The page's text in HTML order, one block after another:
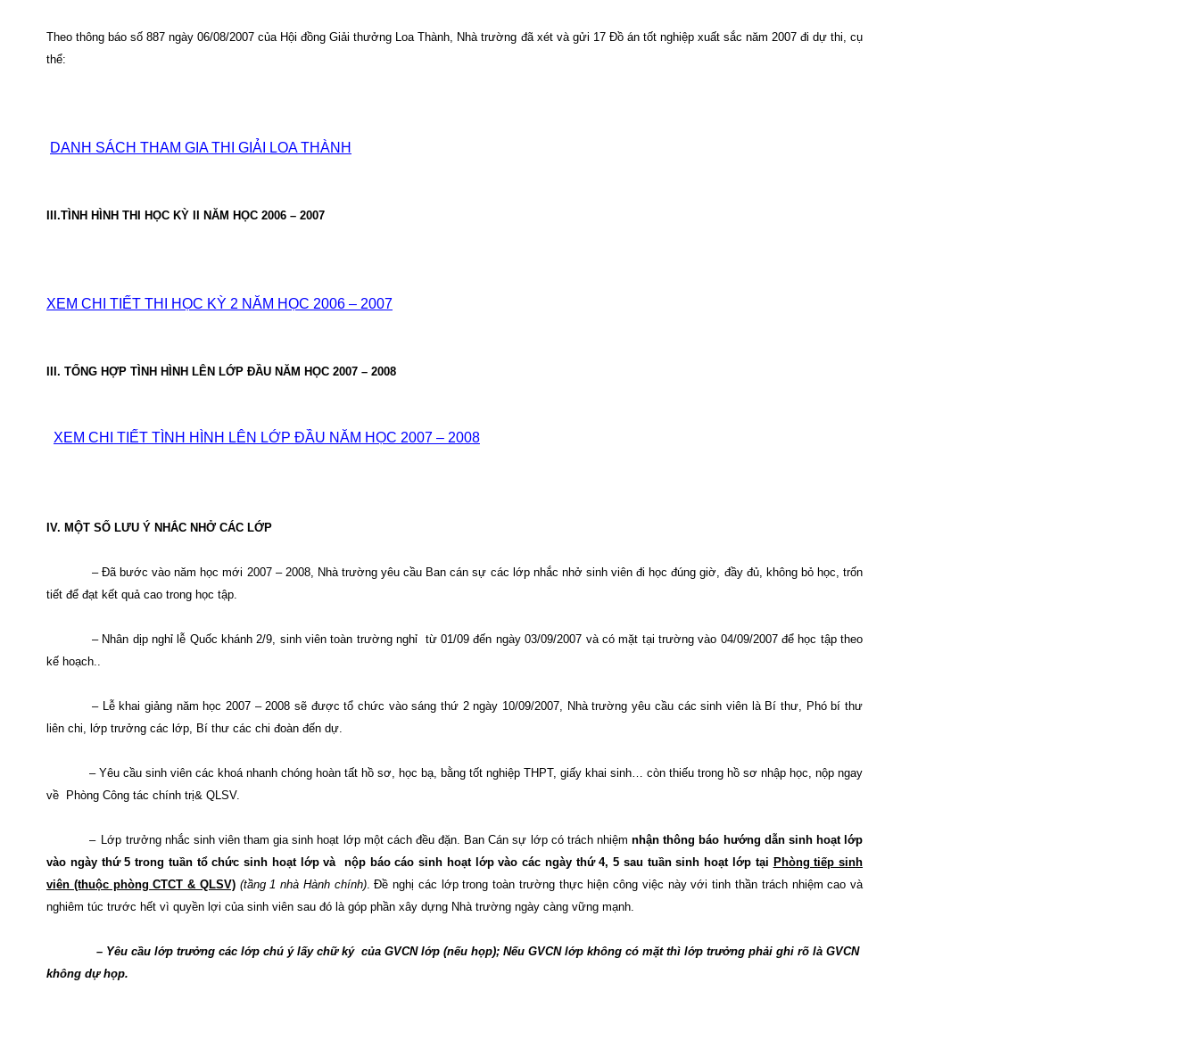
Theo thông báo số 887 ngày 06/08/2007 của Hội đồng Giải thưởng Loa Thành, Nhà trường đã xét và gửi 17 Đồ án tốt nghiệp xuất sắc năm 2007 đi dự thi, cụ
thể:
DANH SÁCH THAM GIA THI GIẢI LOA THÀNH
III.TÌNH HÌNH THI HỌC KỲ II NĂM HỌC 2006 – 2007
XEM CHI TIẾT THI HỌC KỲ 2 NĂM HỌC 2006 – 2007
III. TỔNG HỢP TÌNH HÌNH LÊN LỚP ĐẦU NĂM HỌC 2007 – 2008
XEM CHI TIẾT TÌNH HÌNH LÊN LỚP ĐẦU NĂM HỌC 2007 – 2008
IV. MỘT SỐ LƯU Ý NHẮC NHỞ CÁC LỚP
– Đã bước vào năm học mới 2007 – 2008, Nhà trường yêu cầu Ban cán sự các lớp nhắc nhở sinh viên đi học đúng giờ, đầy đủ, không bỏ học, trốn
tiết để đạt kết quả cao trong học tập.
– Nhân dịp nghỉ lễ Quốc khánh 2/9, sinh viên toàn trường nghỉ từ 01/09 đến ngày 03/09/2007 và có mặt tại trường vào 04/09/2007 để học tập theo
kế hoạch..
– Lễ khai giảng năm học 2007 – 2008 sẽ được tổ chức vào sáng thứ 2 ngày 10/09/2007, Nhà trường yêu cầu các sinh viên là Bí thư, Phó bí thư
liên chi, lớp trưởng các lớp, Bí thư các chi đoàn đến dự.
– Yêu cầu sinh viên các khoá nhanh chóng hoàn tất hồ sơ, học bạ, bằng tốt nghiệp THPT, giấy khai sinh… còn thiếu trong hồ sơ nhập học, nộp ngay
về
Phòng Công tác chính trị& QLSV.
– Lớp trưởng nhắc sinh viên tham gia sinh hoạt lớp một cách đều đặn. Ban Cán sự lớp có trách nhiệm nhận thông báo hướng dẫn sinh hoạt lớp
vào ngày thứ 5 trong tuần tổ chức sinh hoạt lớp và
nộp báo cáo sinh hoạt lớp vào các ngày thứ 4, 5 sau tuần sinh hoạt lớp tại Phòng tiếp sinh
viên (thuộc phòng CTCT & QLSV) (tầng 1 nhà Hành chính). Đề nghị các lớp trong toàn trường thực hiện công việc này với tinh thần trách nhiệm cao và
nghiêm túc trước hết vì quyền lợi của sinh viên sau đó là góp phần xây dựng Nhà trường ngày càng vững mạnh.
– Yêu cầu lớp trưởng các lớp chú ý lấy chữ ký của GVCN lớp (nếu họp); Nếu GVCN lớp không có mặt thì lớp trưởng phải ghi rõ là GVCN
không dự họp.